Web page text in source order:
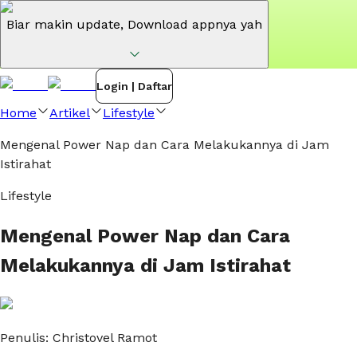
Biar makin update, Download appnya yah
Login | Daftar
Home Artikel Lifestyle
Mengenal Power Nap dan Cara Melakukannya di Jam
Istirahat
Lifestyle
Mengenal Power Nap dan Cara
Melakukannya di Jam Istirahat
Penulis: Christovel Ramot